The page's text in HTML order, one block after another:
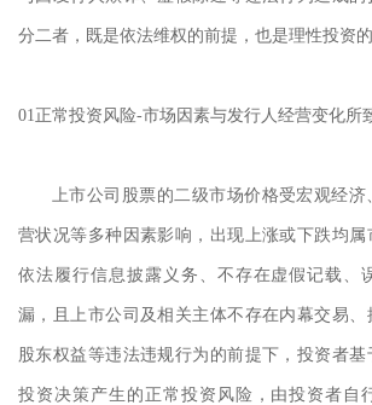
分二者，既是依法维权的前提，也是理性投资的
01正常投资风险-市场因素与发行人经营变化所
上市公司股票的二级市场价格受宏观经
营状况等多种因素影响，出现上涨或下跌均属
依法履行信息披露义务、不存在虚假记载、
漏，且上市公司及相关主体不存在内幕交易
股东权益等违法违规行为的前提下，投资者基
投资决策产生的正常投资风险，由投资者自